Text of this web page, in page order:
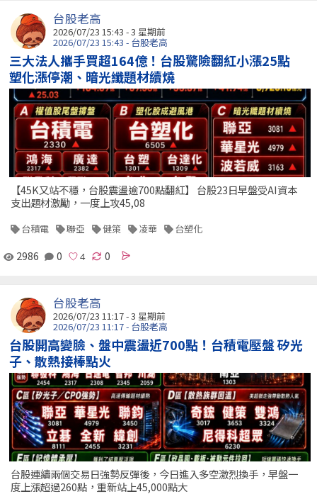
台股老高
2026/07/23 15:43 - 3 星期前
2026/07/23 15:43 - 台股老高
三大法人攜手買超164億！台股驚險翻紅小漲25點
塑化漲停潮、暗光纖題材續燒
【45K又站不穩，台股震盪逾700點翻紅】 台股23日早盤受AI資本
支出題材激勵，一度上攻45,08
台積電 聯亞 健策 凌華 台塑化
2986 0 0
台股老高
2026/07/23 11:17 - 3 星期前
2026/07/23 11:17 - 台股老高
台股開高變臉、盤中震盪近700點！台積電壓盤 矽光
子、散熱接棒點火
台股連續兩個交易日強勢反彈後，今日進入多空激烈換手，早盤一
度上漲超過260點，重新站上45,000點大